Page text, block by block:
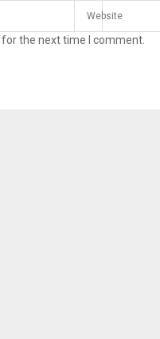
the next time I comment.